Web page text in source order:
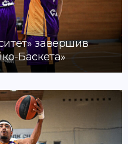
завершив
Баскета»